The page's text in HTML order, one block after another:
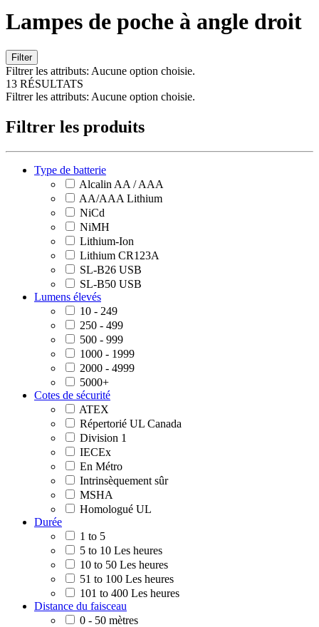
Lampes de poche à angle droit
Filter
Filtrer les attributs: Aucune option choisie.
13 RÉSULTATS
Filtrer les attributs: Aucune option choisie.
Filtrer les produits
Type de batterie
Alcalin AA / AAA
AA/AAA Lithium
NiCd
NiMH
Lithium-Ion
Lithium CR123A
SL-B26 USB
SL-B50 USB
Lumens élevés
10 - 249
250 - 499
500 - 999
1000 - 1999
2000 - 4999
5000+
Cotes de sécurité
ATEX
Répertorié UL Canada
Division 1
IECEx
En Métro
Intrinsèquement sûr
MSHA
Homologué UL
Durée
1 to 5
5 to 10 Les heures
10 to 50 Les heures
51 to 100 Les heures
101 to 400 Les heures
Distance du faisceau
0 - 50 mètres